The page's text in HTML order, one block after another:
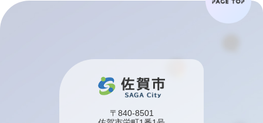
〒840-8501